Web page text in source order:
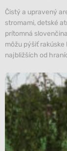
Čistý a upravený
stromami, detské
prítomná
môžu pýšiť
najbližších od